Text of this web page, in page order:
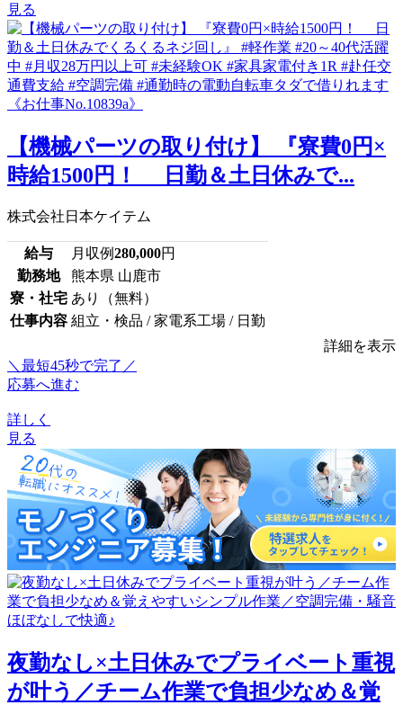
見る
【機械パーツの取り付け】 『寮費0円×
時給1500円！ 日勤＆土日休みで...
株式会社日本ケイテム
給与 月収例280,000円
勤務地
熊本県 山鹿市
寮・社宅 あり（無料）
仕事内容 組立・検品 / 家電系工場 / 日勤
詳細を表示
＼最短45秒で完了／
応募へ進む
詳しく
見る
夜勤なし×土日休みでプライベート重視
が叶う／チーム作業で負担少なめ＆覚